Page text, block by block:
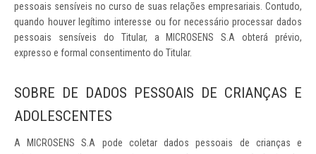
pessoais sensíveis no curso de suas relações empresariais. Contudo,
quando houver legítimo interesse ou for necessário processar dados
pessoais sensíveis do Titular, a MICROSENS S.A obterá prévio,
expresso e formal consentimento do Titular.
SOBRE DE DADOS PESSOAIS DE CRIANÇAS E
ADOLESCENTES
A MICROSENS S.A pode coletar dados pessoais de crianças e